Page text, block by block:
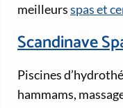
meilleursspas et
Scandinave
Piscines
hammams,